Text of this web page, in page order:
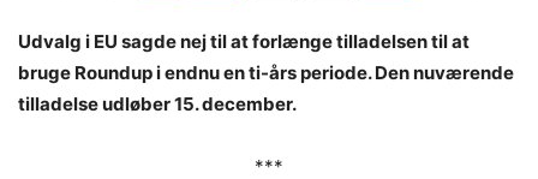
Udvalg i EU sagde nej til at forlænge tilladelsen til at
bruge Roundup i endnu en ti-års periode. Den nuværende
tilladelse udløber 15. december.
***